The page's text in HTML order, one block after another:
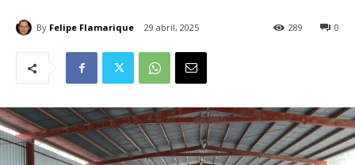
By Felipe Flamarique 29 abril, 2025 0
289